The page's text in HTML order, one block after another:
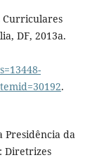
Curriculares
DF, 2013a.
.
Presidência da
Diretrizes